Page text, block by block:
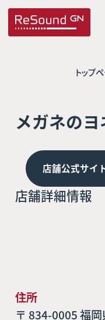
トップ
メガネの
店舗公式サイ
店舗詳細情報
住所
〒 834-0005 福